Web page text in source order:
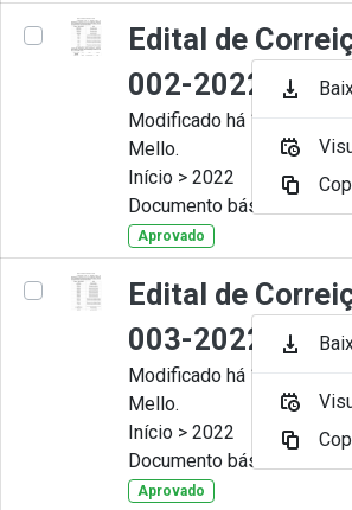
Edital de
002-2022
Modificado há 11 Meses
Mello.
Início > 2022
Documento básico
Aprovado
Edital de
003-2022
Modificado há 11 Meses
Mello.
Início > 2022
Documento básico
Aprovado